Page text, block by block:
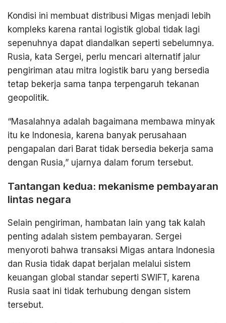
Kondisi ini membuat distribusi Migas menjadi lebih
kompleks karena rantai logistik global tidak lagi
sepenuhnya dapat diandalkan seperti sebelumnya.
Rusia, kata Sergei, perlu mencari alternatif jalur
pengiriman atau mitra logistik baru yang bersedia
tetap bekerja sama tanpa terpengaruh tekanan
geopolitik.
“Masalahnya adalah bagaimana membawa minyak
itu ke Indonesia, karena banyak perusahaan
pengapalan dari Barat tidak bersedia bekerja sama
dengan Rusia,” ujarnya dalam forum tersebut.
Tantangan kedua: mekanisme pembayaran
lintas negara
Selain pengiriman, hambatan lain yang tak kalah
penting adalah sistem pembayaran. Sergei
menyoroti bahwa transaksi Migas antara Indonesia
dan Rusia tidak dapat berjalan melalui sistem
keuangan global standar seperti SWIFT, karena
Rusia saat ini tidak terhubung dengan sistem
tersebut.